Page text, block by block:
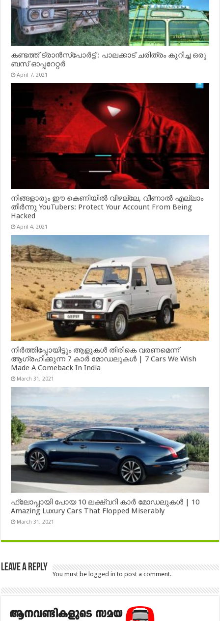
കണ്ടത്ത് ട്രാൻസ്‌പോർട്ട് : പാലക്കാട് ചരിത്രം കുറിച്ച ഒരു
ബസ് ഓപ്പറേറ്റർ
April 7, 2021
നിങ്ങളാരും ഈ കെണിയിൽ വീഴല്ലേ, വീണാൽ എല്ലാം
തീർന്നു YouTubers: Protect Your Account From Being
Hacked
April 4, 2021
നിർത്തിപ്പോയിട്ടും ആളുകൾ തിരികെ വരണമെന്ന്
ആഗ്രഹിക്കുന്ന 7 കാർ മോഡലുകൾ | 7 Cars We Wish
Made A Comeback In India
March 31, 2021
ഫ്ലോപ്പായി പോയ 10 ലക്ഷ്വറി കാർ മോഡലുകൾ | 10
Amazing Luxury Cars That Flopped Miserably
March 31, 2021
Leave a Reply
You must be logged in to post a comment.